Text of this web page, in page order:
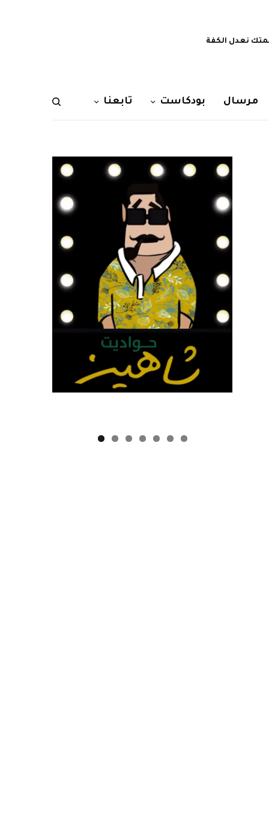
نعدل الكفة
مرسال بودكاست تابعنا